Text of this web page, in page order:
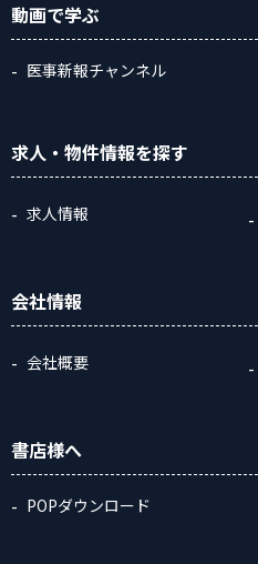
動画で学ぶ
医事新報チャンネル
求人・物件情報を探す
求人情報
会社情報
会社概要
書店様へ
POPダウンロード